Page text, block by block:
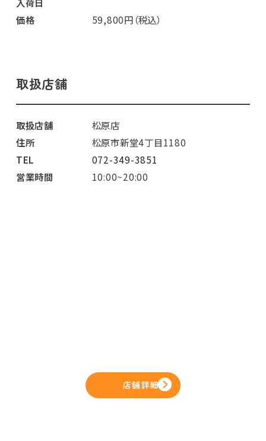
価格
59,800円（税込）
取扱店舗
取扱店舗
松原店
住所
松原市新堂4丁目1180
TEL
072-349-3851
営業時間
10:00~20:00
店舗詳細